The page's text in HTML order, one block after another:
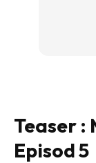
Teaser :
Episod 5